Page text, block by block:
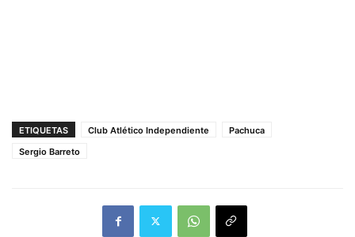
ETIQUETAS Club Atlético Independiente
Pachuca
Sergio Barreto